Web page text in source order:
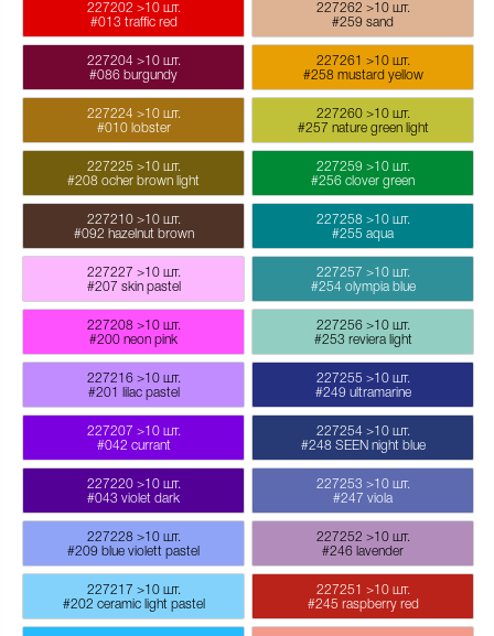
227202
#013 traffic red
>10 шт.
227204
#086 burgundy
>10 шт.
227224
#010 lobster
>10 шт.
227225
#208 ocher brown light
>10 шт.
227210
#092 hazelnut brown
>10 шт.
227227
#207 skin pastel
>10 шт.
227208
#200 neon pink
>10 шт.
227216
#201 lilac pastel
>10 шт.
227207
#042 currant
>10 шт.
227220
#043 violet dark
>10 шт.
227228
#209 blue violett pastel
>10 шт.
227217
#202 ceramic light pastel
>10 шт.
227262
#259 sand
>10 шт.
227261
#258 mustard yellow
>10 шт.
227260
#257 nature green light
>10 шт.
227259
#256 clover green
>10 шт.
227258
#255 aqua
>10 шт.
227257
#254 olympia blue
>10 шт.
227256
#253 reviera light
>10 шт.
227255
#249 ultramarine
>10 шт.
227254
#248 SEEN night blue
>10 шт.
227253
#247 viola
>10 шт.
227252
#246 lavender
>10 шт.
227251
#245 raspberry red
>10 шт.